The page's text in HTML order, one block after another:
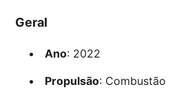
Geral
Ano: 2022
Propulsão: Combustão